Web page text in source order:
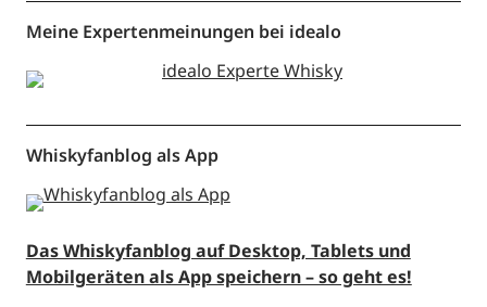
Meine Expertenmeinungen bei idealo
Whiskyfanblog als App
Das Whiskyfanblog auf Desktop, Tablets und
Mobilgeräten als App speichern – so geht es!